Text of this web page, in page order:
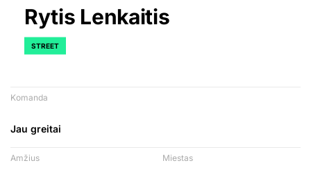
Rytis Lenkaitis
STREET
Komanda
Jau greitai
Amžius Miestas